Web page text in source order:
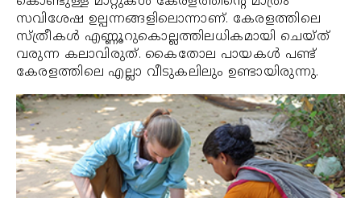
സവിശേഷ ഉല്പന്നങ്ങളിലൊന്നാണ്. കേരളത്തിലെ
സ്ത്രീകള്‍ എണ്ണൂറുകൊല്ലത്തിലധികമായി ചെയ്ത്
വരുന്ന കലാവിരുത്. കൈതോല പായകള്‍ പണ്ട്
കേരളത്തിലെ എല്ലാ വീടുകലിലും ഉണ്ടായിരുന്നു.